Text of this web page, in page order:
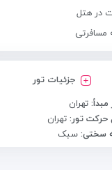
در هتل
مسافرتی
جزئیات تور
تهران
حرکت تور: تهران
سختی: سبک